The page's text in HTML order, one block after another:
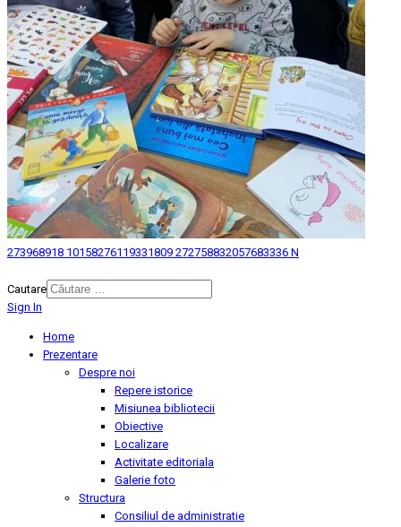
273968918 10158276119331809 272758832057683336 N
Cautare
Sign In
Home
Prezentare
Despre noi
Repere istorice
Misiunea bibliotecii
Obiective
Localizare
Activitate editoriala
Galerie foto
Structura
Consiliul de administratie